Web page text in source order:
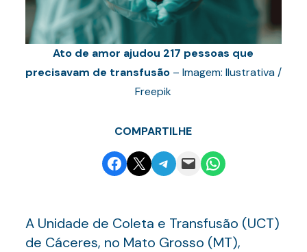
Ato de amor ajudou 217 pessoas que
precisavam de transfusão– Imagem: Ilustrativa /
Freepik
COMPARTILHE
Share on Facebook
Email this PageShare on Telegram
Email this PageShare on WhatsApp
A Unidade de Coleta e Transfusão (UCT)
de Cáceres, no Mato Grosso (MT),